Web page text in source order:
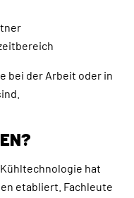
bei der Arbeit oder in
hat
etabliert. Fachleute